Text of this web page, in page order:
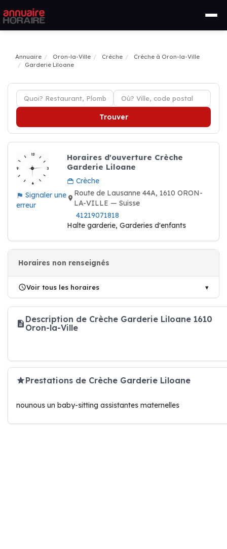
Annuaire Oron-la-Ville Crèche
Crèche à Oron-la-Ville
Garderie Liloane
Trouver
Signaler une
erreur
Horaires d'ouverture Crèche
Garderie Liloane
Crèche
Route de Lausanne 44A, 1610 ORON-
LA-VILLE — Suisse
41219071818
Halte garderie, Garderies d'enfants
Horaires non renseignés
Voir tous les horaires
Description de Crèche Garderie Liloane 1610
Oron-la-Ville
Prestations de Crèche Garderie Liloane
nounous un baby-sitting assistantes maternelles